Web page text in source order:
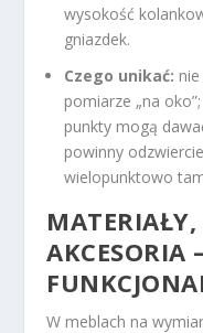
wysokość
gniazdek.
Czego unikać:
pomiarze „na
punkty mogą
powinny
wielopunktowo
AKCESORIA
W meblach na